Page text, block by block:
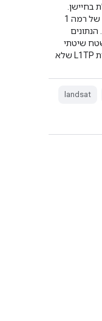
בחיישן.
סצנות שלא עומדות בקריטריונים של רמה 1
במהלך העיבוד משויכות לרמה 2. הנתונים
שיטתי
(L1GT) ושיטתי (L1GS), וגם סצנות L1TP שלא
landsat